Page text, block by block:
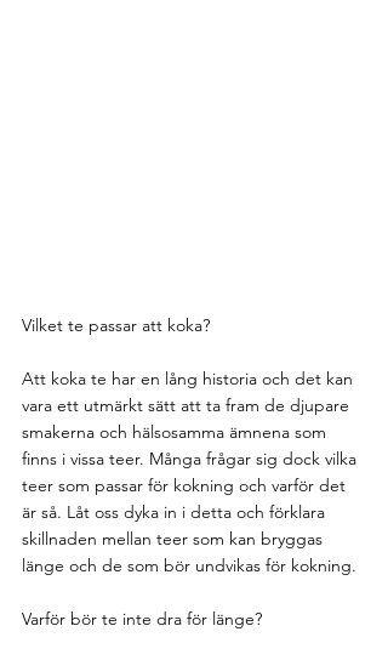
Vilket te passar att koka?
Att koka te har en lång historia och det kan
vara ett utmärkt sätt att ta fram de djupare
smakerna och hälsosamma ämnena som
finns i vissa teer. Många frågar sig dock vilka
teer som passar för kokning och varför det
är så. Låt oss dyka in i detta och förklara
skillnaden mellan teer som kan bryggas
länge och de som bör undvikas för kokning.
Varför bör te inte dra för länge?